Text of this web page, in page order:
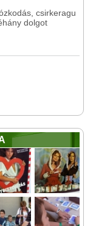
csirkeragu
dolgot